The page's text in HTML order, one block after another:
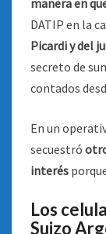
manera en
DATIP en la
Picardi y del
secreto de
contados
En un
secuestró
interés
Los
Suizo